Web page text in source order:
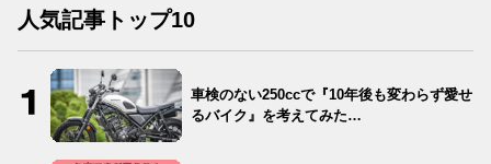
人気記事トップ10
車検のない250ccで『10年後も変わらず愛せ
るバイク』を考えてみた…